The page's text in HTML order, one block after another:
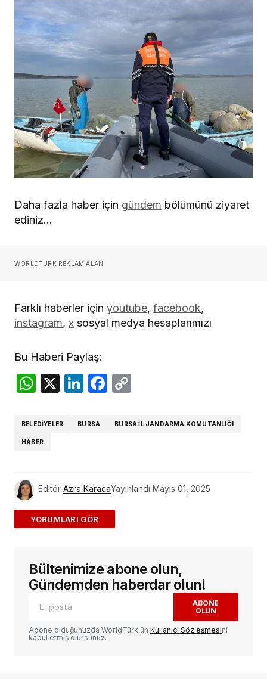
Daha fazla haber için gündem bölümünü ziyaret
ediniz…
WORLDTURK REKLAM ALANI
Farklı haberler için youtube, facebook,
instagram, x sosyal medya hesaplarımızı
Bu Haberi Paylaş:
WhatsApp
X LinkedIn
Facebook
BELEDIYELER BURSA BURSA IL JANDARMA KOMUTANLIĞI
HABER
Editör Azra KaracaYayınlandı Mayıs 01, 2025
ADD A COMMENT
E-posta adresiniz yayınlanmayacak.
alanlar*ile işaretlenmişlerdir
Yorum
Bültenimize abone olun,
Gündemden haberdar olun!
ABONE
OLUN
Abone olduğunuzda WorldTürk'ün Kullanıcı Sözleşmesini
kabul etmiş olursunuz.